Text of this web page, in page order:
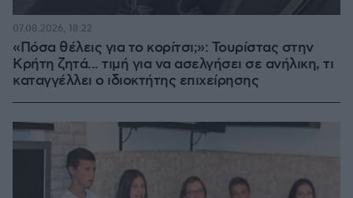
«Πόσα θέλεις για το κορίτσι;»: Τουρίστας στην
Κρήτη ζητά... τιμή για να ασελγήσει σε ανήλικη, τι
καταγγέλλει ο ιδιοκτήτης επιχείρησης
07.08.2026, 18:22